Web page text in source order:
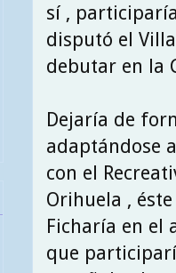
sí ,
disputó el
debutar en la
Dejaría de
adaptándose
con el
Orihuela ,
Ficharía en el
que